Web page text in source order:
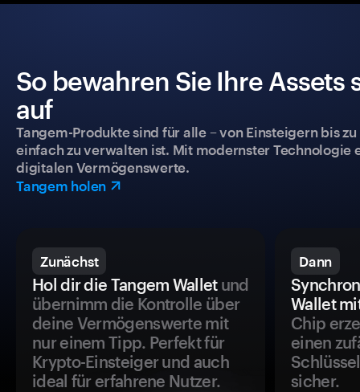
So bewahren Sie Ihre
auf
Tangem-Produkte sind für alle – von Einsteigern bis
einfach zu verwalten ist. Mit modernster
digitalen Vermögenswerte.
Tangem holen
Zunächst
Hol dir die Tangem Walletund
übernimm die Kontrolle über
deine Vermögenswerte mit
nur einem Tipp. Perfekt für
Krypto-Einsteiger und auch
ideal für erfahrene Nutzer.
Dann
Wallet
Chip
einen
sicher.